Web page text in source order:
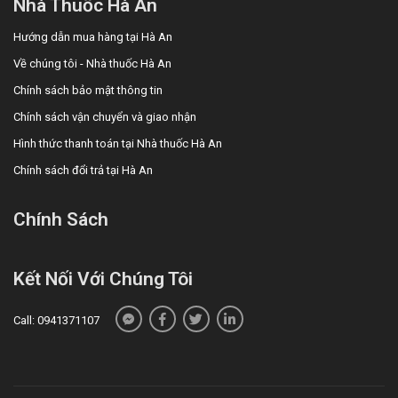
niềm tự hào và là sự thành công lớn nhất đối với Nhà thuốc Hà An.
Nhà thuốc Hà An chúc bạn luôn mạnh khỏe, vui vẻ và hạnh phúc!
Nhà Thuốc Hà An
Hướng dẫn mua hàng tại Hà An
Về chúng tôi - Nhà thuốc Hà An
Chính sách bảo mật thông tin
Chính sách vận chuyển và giao nhận
Hình thức thanh toán tại Nhà thuốc Hà An
Chính sách đổi trả tại Hà An
Chính Sách
Kết Nối Với Chúng Tôi
Call: 0941371107